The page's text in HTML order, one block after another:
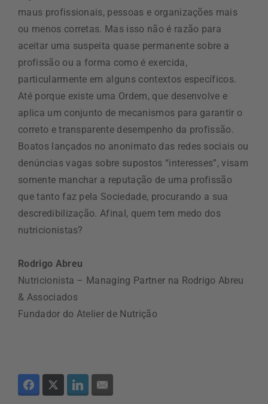
maus profissionais, pessoas e organizações mais
ou menos corretas. Mas isso não é razão para
aceitar uma suspeita quase permanente sobre a
profissão ou a forma como é exercida,
particularmente em alguns contextos específicos.
Até porque existe uma Ordem, que desenvolve e
aplica um conjunto de mecanismos para garantir o
correto e transparente desempenho da profissão.
Boatos lançados no anonimato das redes sociais ou
denúncias vagas sobre supostos “interesses”, visam
somente manchar a reputação de uma profissão
que tanto faz pela Sociedade, procurando a sua
descredibilização. Afinal, quem tem medo dos
nutricionistas?
Rodrigo Abreu
Nutricionista – Managing Partner na Rodrigo Abreu
& Associados
Fundador do Atelier de Nutrição